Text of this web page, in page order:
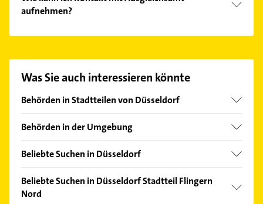
aufnehmen?
finden Sie alleKontaktdaten.
Was Sie auch interessieren könnte
Behörden in Stadtteilen von Düsseldorf
Altstadt
Bilk
Eller
Behörden in der Umgebung
Ratingen
Solingen
Mülheim an der Ruhr
Beliebte Suchen in Düsseldorf
Immobilien
Immobilienmakler
Beliebte Suchen in Düsseldorf Stadtteil Flingern
Nord